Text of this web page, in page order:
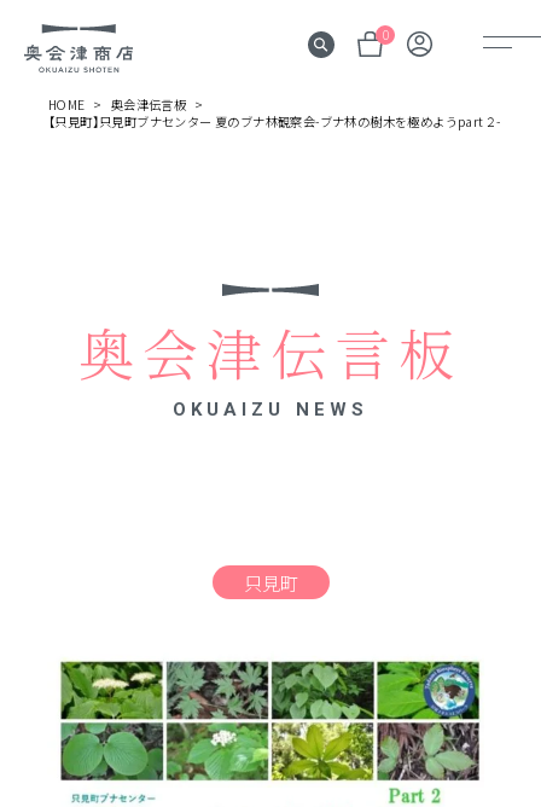
0
よむ
記事
ABOUT
相談窓口
アクセス
お問い合わせ
HOME
奥会津伝言板
【只見町】只見町ブナセンター 夏のブナ林観察会-ブナ林の樹木を極めようpart２-
奥会津伝言板
OKUAIZU NEWS
只見町